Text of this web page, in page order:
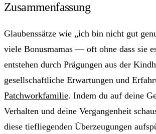
Zusammenfassung
Glaubenssätze wie „ich bin nicht gut
viele Bonusmamas — oft ohne dass sie
entstehen durch Prägungen aus der
gesellschaftliche Erwartungen und
Patchworkfamilie. Indem du auf deine
Verhalten und deine Vergangenheit
diese tiefliegenden Überzeugungen